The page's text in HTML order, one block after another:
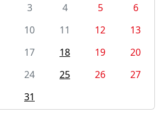
3 4 5
6
10 11 12
13
17 18 19
20
24 25 26
27
31